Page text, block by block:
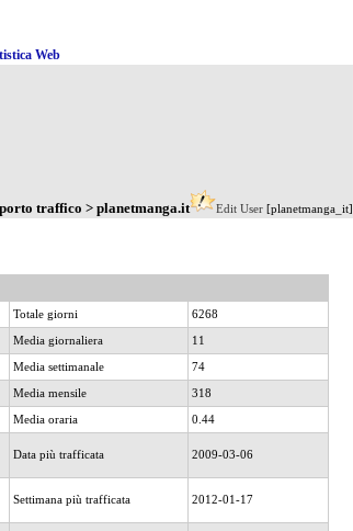
Web
traffico > planetmanga.it Edit User [planetmanga_it]
Totale giorni
6268
Media giornaliera
11
Media settimanale
74
Media mensile
318
Media oraria
0.44
Data più trafficata 2009-03-06
Settimana più trafficata 2012-01-17